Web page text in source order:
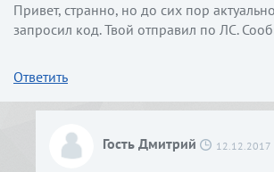
Привет, странно, но до сих пор
запросил код. Твой отправил по ЛС.
Ответить
Гость Дмитрий 12.12.2017